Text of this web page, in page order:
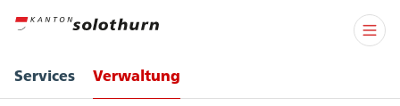
Services Verwaltung